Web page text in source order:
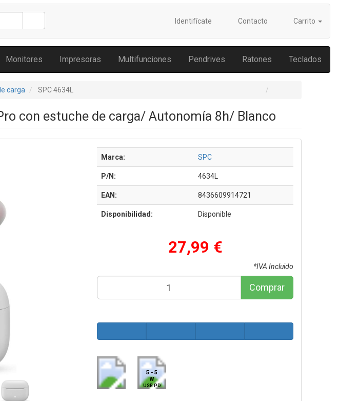
Identifícate Contacto Carrito
Monitores Impresoras Multifunciones Pendrives Ratones Teclados
carga SPC 4634L
con estuche de carga/ Autonomía 8h/ Blanco
Marca: SPC
P/N: 4634L
EAN: 8436609914721
Disponibilidad: Disponible
27,99 €
*IVA Incluido
Comprar
5 - 5
W
USB PD